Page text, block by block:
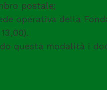
postale;
operativa della
questa modalità i